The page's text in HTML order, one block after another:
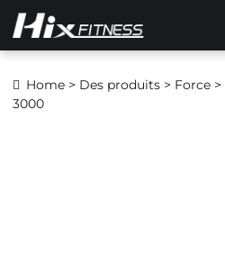
Home > Des produits > Force >
3000